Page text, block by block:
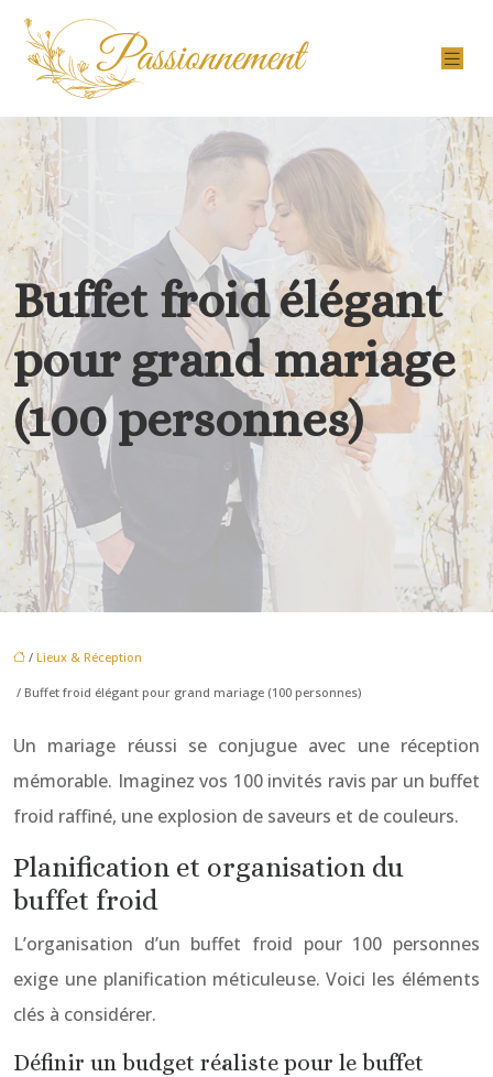
Buffet froid élégant
pour grand mariage
(100 personnes)
/ Lieux & Réception
/ Buffet froid élégant pour grand mariage (100 personnes)
Un mariage réussi se conjugue avec une réception
mémorable. Imaginez vos 100 invités ravis par un buffet
froid raffiné, une explosion de saveurs et de couleurs.
Planification et organisation du
buffet froid
L’organisation d’un buffet froid pour 100 personnes
exige une planification méticuleuse. Voici les éléments
clés à considérer.
Définir un budget réaliste pour le buffet